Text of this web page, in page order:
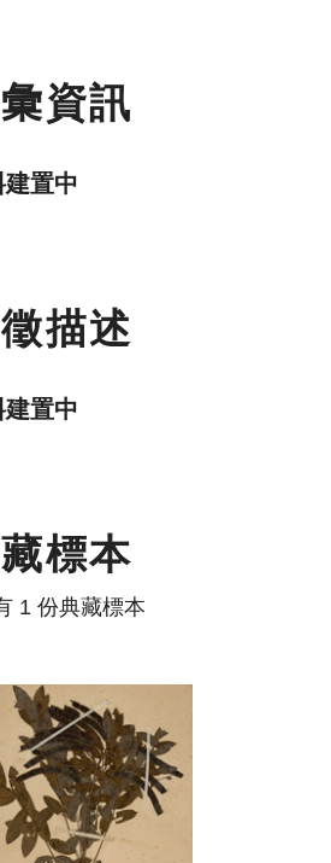
資訊
建置中
描述
建置中
標本
1 份典藏標本